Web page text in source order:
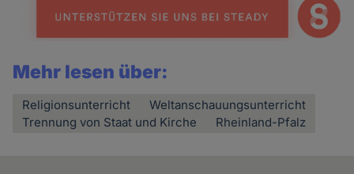
Mehr lesen über:
Religionsunterricht
Weltanschauungsunterricht
Trennung von Staat und Kirche
Rheinland-Pfalz